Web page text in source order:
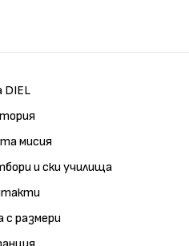
DIEL
мисия
и ски училища
с размери